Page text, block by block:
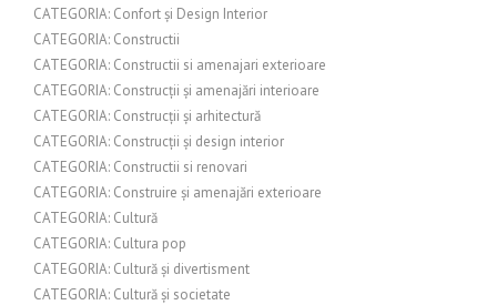
CATEGORIA: Confort și Design Interior
CATEGORIA: Constructii
CATEGORIA: Constructii si amenajari exterioare
CATEGORIA: Construcții și amenajări interioare
CATEGORIA: Construcții și arhitectură
CATEGORIA: Construcții și design interior
CATEGORIA: Constructii si renovari
CATEGORIA: Construire și amenajări exterioare
CATEGORIA: Cultură
CATEGORIA: Cultura pop
CATEGORIA: Cultură și divertisment
CATEGORIA: Cultură și societate